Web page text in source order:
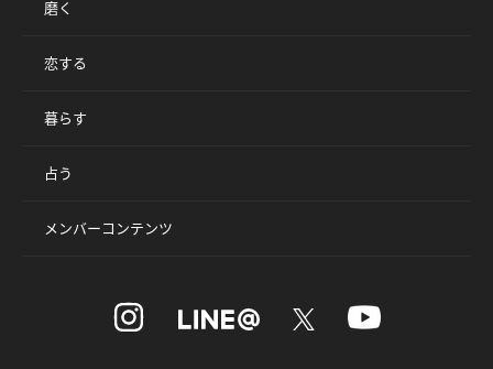
磨く
恋する
暮らす
占う
メンバーコンテンツ